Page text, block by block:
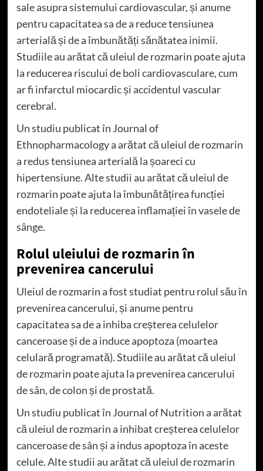
sale asupra sistemului cardiovascular, și anume
pentru capacitatea sa de a reduce tensiunea
arterială și de a îmbunătăți sănătatea inimii.
Studiile au arătat că uleiul de rozmarin poate ajuta
la reducerea riscului de boli cardiovasculare, cum
ar fi infarctul miocardic și accidentul vascular
cerebral.
Un studiu publicat în Journal of
Ethnopharmacology a arătat că uleiul de rozmarin
a redus tensiunea arterială la șoareci cu
hipertensiune. Alte studii au arătat că uleiul de
rozmarin poate ajuta la îmbunătățirea funcției
endoteliale și la reducerea inflamației în vasele de
sânge.
Rolul uleiului de rozmarin în
prevenirea cancerului
Uleiul de rozmarin a fost studiat pentru rolul său în
prevenirea cancerului, și anume pentru
capacitatea sa de a inhiba creșterea celulelor
canceroase și de a induce apoptoza (moartea
celulară programată). Studiile au arătat că uleiul
de rozmarin poate ajuta la prevenirea cancerului
de sân, de colon și de prostată.
Un studiu publicat în Journal of Nutrition a arătat
că uleiul de rozmarin a inhibat creșterea celulelor
canceroase de sân și a indus apoptoza în aceste
celule. Alte studii au arătat că uleiul de rozmarin